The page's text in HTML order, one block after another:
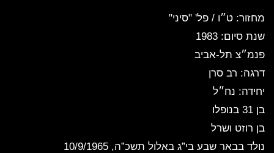
מחזור: ט״ו / פל' "סיני"
שנת סיום: 1983
פנמ״צ תל-אביב
דרגה: רב סרן
יחידה: נח״ל
בן 31 בנופלו
בן רוזט ושרל
נולד בבאר שבע בי”ג באלול תשכ”ה, 10/9/1965